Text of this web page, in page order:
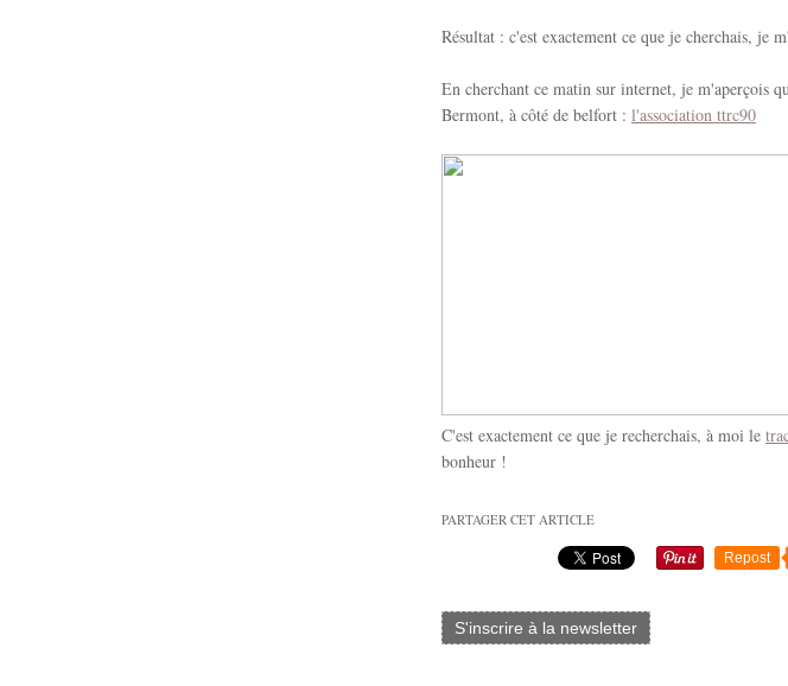
Résultat : c'est exactement ce que je cherchais, je
En cherchant ce matin sur internet, je m'aperçois
Bermont, à côté de belfort : l'association ttrc90
C'est exactement ce que je recherchais, à moi le
bonheur !
PARTAGER CET ARTICLE
Repost
S'inscrire à la newsletter